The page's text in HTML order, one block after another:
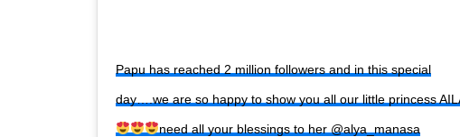
Papu has reached 2 million followers and in this special
day….we are so happy to show you all our little princess
need all your blessings to her @alya_manasa